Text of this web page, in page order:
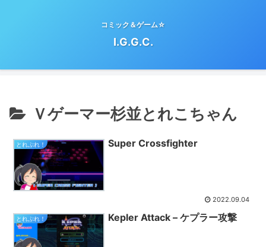
コミック＆ゲーム☆
I.G.G.C.
Ｖゲーマー杉並とれこちゃん
とれぷれ！ Super Crossfighter
2022.09.04
とれぷれ！ Kepler Attack – ケプラー攻撃